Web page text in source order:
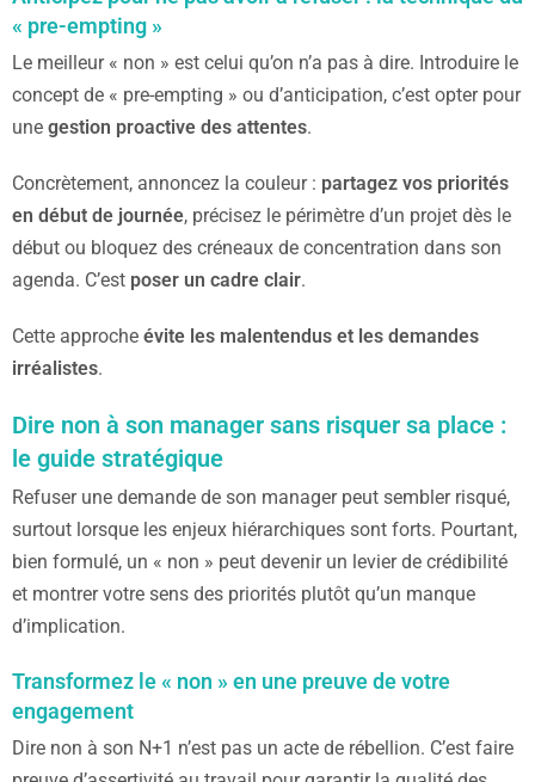
« pre-empting »
Le meilleur « non » est celui qu’on n’a pas à dire. Introduire le
concept de « pre-empting » ou d’anticipation, c’est opter pour
une gestion proactive des attentes.
Concrètement, annoncez la couleur : partagez vos priorités
en début de journée, précisez le périmètre d’un projet dès le
début ou bloquez des créneaux de concentration dans son
agenda. C’est poser un cadre clair.
Cette approche évite les malentendus et les demandes
irréalistes.
Dire non à son manager sans risquer sa place :
le guide stratégique
Refuser une demande de son manager peut sembler risqué,
surtout lorsque les enjeux hiérarchiques sont forts. Pourtant,
bien formulé, un « non » peut devenir un levier de crédibilité
et montrer votre sens des priorités plutôt qu’un manque
d’implication.
Transformez le « non » en une preuve de votre
engagement
Dire non à son N+1 n’est pas un acte de rébellion. C’est faire